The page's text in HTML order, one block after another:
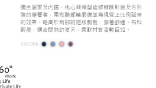
以上)免運費
以上)免運費